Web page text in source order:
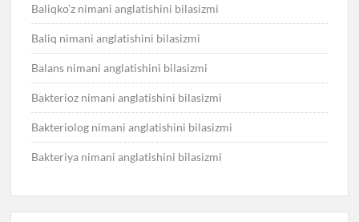
Baliqko’z nimani anglatishini bilasizmi
Baliq nimani anglatishini bilasizmi
Balans nimani anglatishini bilasizmi
Bakterioz nimani anglatishini bilasizmi
Bakteriolog nimani anglatishini bilasizmi
Bakteriya nimani anglatishini bilasizmi